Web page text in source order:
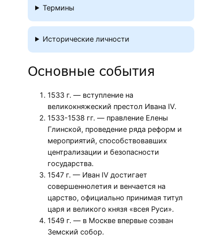
Термины
Исторические личности
Основные события
1533 г. — вступление на
великокняжеский престол Ивана IV.
1533-1538 гг. — правление Елены
Глинской, проведение ряда реформ и
мероприятий, способствовавших
централизации и безопасности
государства.
1547 г. — Иван IV достигает
совершеннолетия и венчается на
царство, официально принимая титул
царя и великого князя «всея Руси».
1549 г. — в Москве впервые созван
Земский собор.